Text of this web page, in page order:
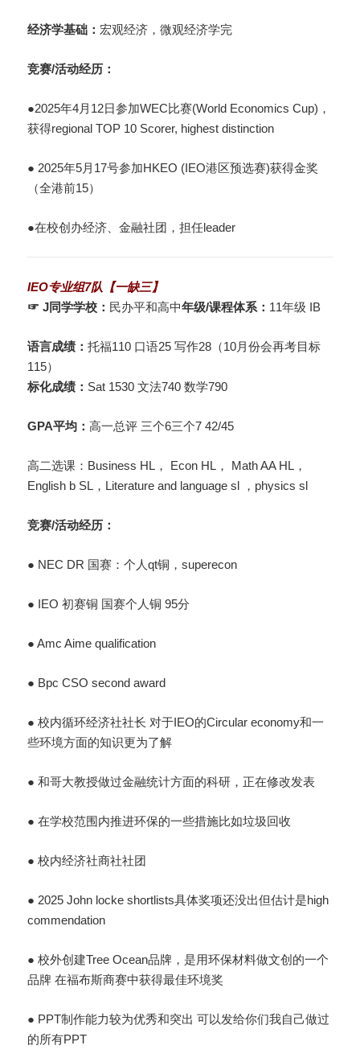
经济学基础： 宏观经济，微观经济学完
竞赛/活动经历：
●2025年4月12日参加WEC比赛(World Economics Cup)，
获得regional TOP 10 Scorer, highest distinction
● 2025年5月17号参加HKEO (IEO港区预选赛)获得金奖
（全港前15）
●在校创办经济、金融社团，担任leader
IEO专业组7队【一缺三】
☞ J同学学校： 民办平和高中年级/课程体系： 11年级 IB
语言成绩：托福110 口语25 写作28（10月份会再考目标
115）
标化成绩： Sat 1530 文法740 数学790
GPA平均：高一总评 三个6三个7 42/45
高二选课：Business HL， Econ HL， Math AA HL，
English b SL，Literature and language sl ，physics sl
竞赛/活动经历：
● NEC DR 国赛：个人qt铜，superecon
● IEO 初赛铜 国赛个人铜 95分
● Amc Aime qualification
● Bpc CSO second award
● 校内循环经济社社长 对于IEO的Circular economy和一
些环境方面的知识更为了解
● 和哥大教授做过金融统计方面的科研，正在修改发表
● 在学校范围内推进环保的一些措施比如垃圾回收
● 校内经济社商社社团
● 2025 John locke shortlists具体奖项还没出但估计是high
commendation
● 校外创建Tree Ocean品牌，是用环保材料做文创的一个
品牌 在福布斯商赛中获得最佳环境奖
● PPT制作能力较为优秀和突出 可以发给你们我自己做过
的所有PPT